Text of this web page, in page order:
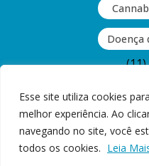
Esse site utiliza cookies
melhor experiência. Ao
navegando no site, você
todos os cookies. Leia
Doença
(11)
Rua Guinle,
São Paulo, SP